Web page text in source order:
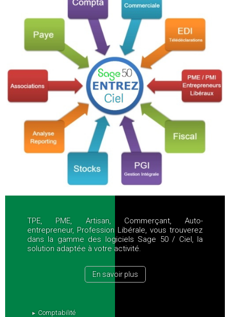
TPE, PME, Artisan, Commerçant, Auto-
entrepreneur, Profession Libérale, vous trouverez
dans la gamme des logiciels Sage 50 / Ciel, la
solution adaptée à votre activité.
En savoir plus
Comptabilité